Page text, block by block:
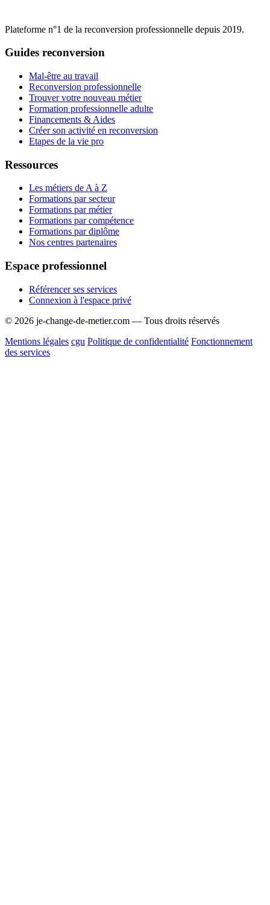
Plateforme n°1 de la reconversion professionnelle depuis 2019.
Guides reconversion
Mal-être au travail
Reconversion professionnelle
Trouver votre nouveau métier
Formation professionnelle adulte
Financements & Aides
Créer son activité en reconversion
Etapes de la vie pro
Ressources
Les métiers de A à Z
Formations par secteur
Formations par métier
Formations par compétence
Formations par diplôme
Nos centres partenaires
Espace professionnel
Référencer ses services
Connexion à l'espace privé
© 2026 je-change-de-metier.com — Tous droits réservés
Mentions légales cgu Politique de confidentialité Fonctionnement
des services